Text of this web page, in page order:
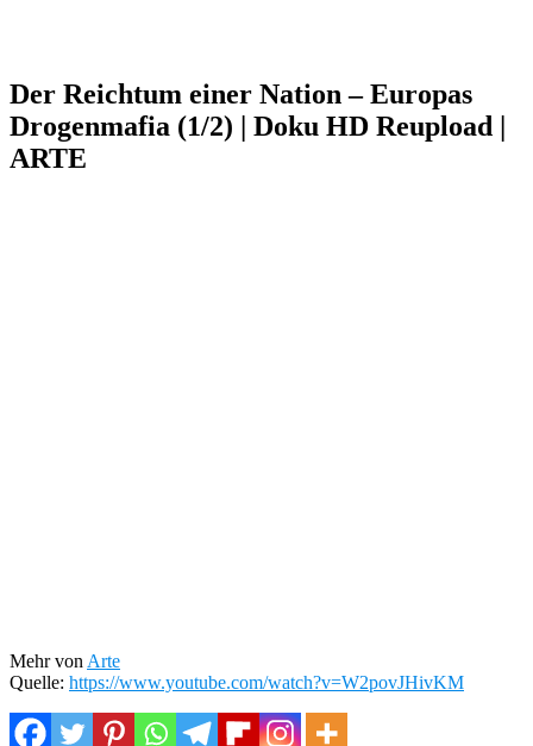
Der Reichtum einer Nation – Europas
Drogenmafia (1/2) | Doku HD Reupload |
ARTE
Mehr von Arte
Quelle: https://www.youtube.com/watch?v=W2povJHivKM